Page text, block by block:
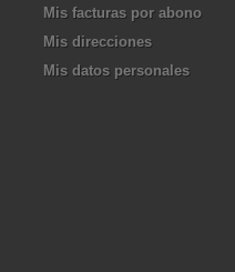
Mis facturas por abono
Mis direcciones
Mis datos personales